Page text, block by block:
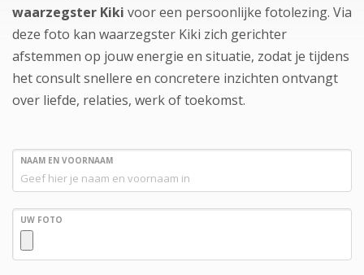
waarzegster Kiki voor een persoonlijke fotolezing. Via
deze foto kan waarzegster Kiki zich gerichter
afstemmen op jouw energie en situatie, zodat je tijdens
het consult snellere en concretere inzichten ontvangt
over liefde, relaties, werk of toekomst.
NAAM EN VOORNAAM
UW FOTO